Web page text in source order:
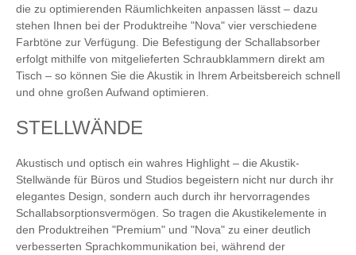
die zu optimierenden Räumlichkeiten anpassen lässt – dazu
stehen Ihnen bei der Produktreihe "Nova" vier verschiedene
Farbtöne zur Verfügung. Die Befestigung der Schallabsorber
erfolgt mithilfe von mitgelieferten Schraubklammern direkt am
Tisch – so können Sie die Akustik in Ihrem Arbeitsbereich schnell
und ohne großen Aufwand optimieren.
STELLWÄNDE
Akustisch und optisch ein wahres Highlight – die Akustik-
Stellwände für Büros und Studios begeistern nicht nur durch ihr
elegantes Design, sondern auch durch ihr hervorragendes
Schallabsorptionsvermögen. So tragen die Akustikelemente in
den Produktreihen "Premium" und "Nova" zu einer deutlich
verbesserten Sprachkommunikation bei, während der